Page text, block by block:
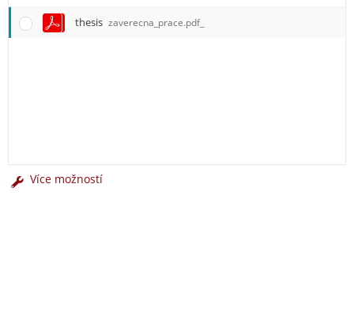
thesis zaverecna_prace.pdf_
Více možností